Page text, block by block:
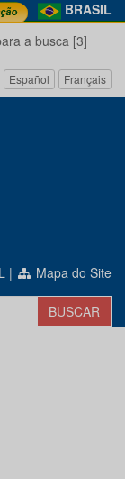
BRASIL
a busca [3]
Español Français
| Mapa do Site